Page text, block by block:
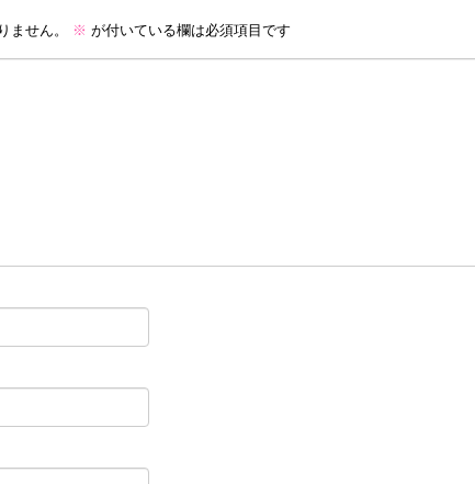
ません。 ※ が付いている欄は必須項目です